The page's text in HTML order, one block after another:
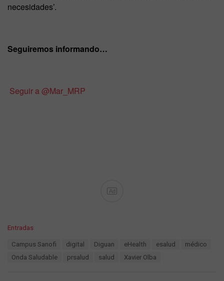
necesidades’.
Seguiremos informando…
Seguir a @Mar_MRP
Ad
C
Entradas
Campus Sanofi digital Diguan eHealth esalud
médico
Onda Saludable
prsalud salud Xavier Olba